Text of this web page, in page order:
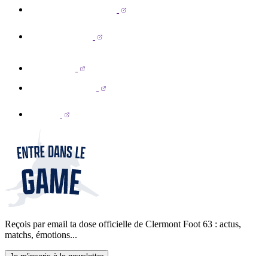
Reçois par email ta dose officielle de Clermont Foot 63 : actus,
matchs, émotions...